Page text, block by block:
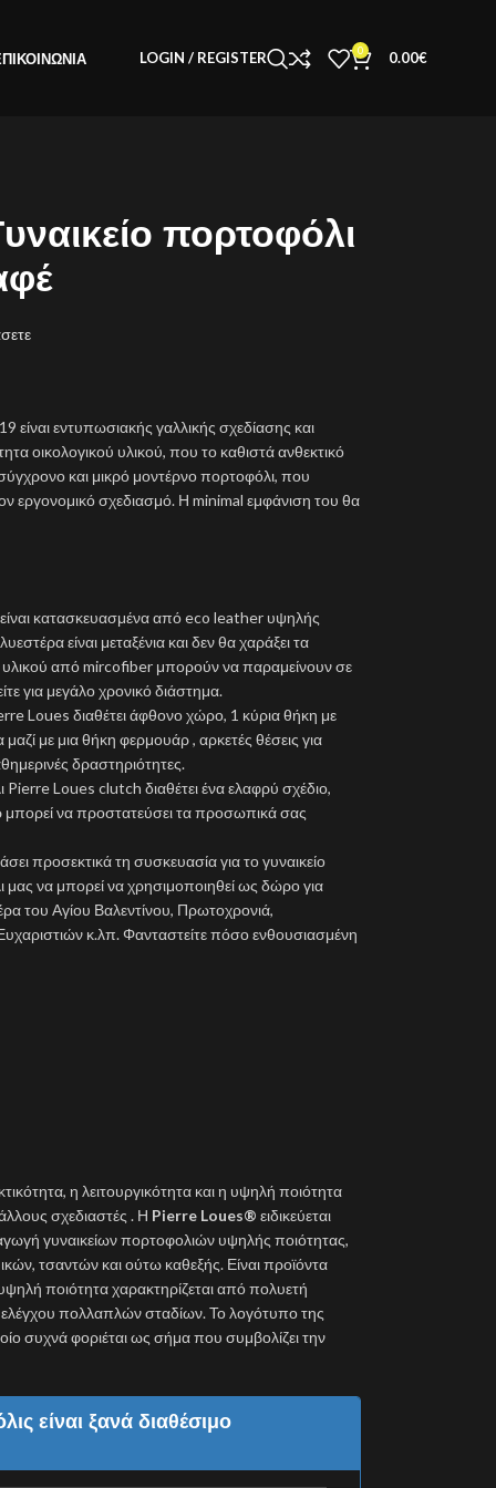
LOGIN / REGISTER 0 0.00€
πορτοφόλι
εντυπωσιακής γαλλικής σχεδίασης και
οικολογικού υλικού, που το καθιστά ανθεκτικό
και μικρό μοντέρνο πορτοφόλι, που
εργονομικό σχεδιασμό. Η minimal εμφάνιση του θα
κατασκευασμένα από eco leather υψηλής
είναι μεταξένια και δεν θα χαράξει τα
υλικού από mircofiber μπορούν να παραμείνουν σε
για μεγάλο χρονικό διάστημα.
Loues διαθέτει άφθονο χώρο, 1 κύρια θήκη με
με μια θήκη φερμουάρ , αρκετές θέσεις για
δραστηριότητες.
Pierre Loues clutch διαθέτει ένα ελαφρύ σχέδιο,
μπορεί να προστατεύσει τα προσωπικά σας
προσεκτικά τη συσκευασία για το γυναικείο
να μπορεί να χρησιμοποιηθεί ως δώρο για
του Αγίου Βαλεντίνου, Πρωτοχρονιά,
κ.λπ. Φανταστείτε πόσο ενθουσιασμένη
η λειτουργικότητα και η υψηλή ποιότητα
σχεδιαστές . Η Pierre Loues® ειδικεύεται
γυναικείων πορτοφολιών υψηλής ποιότητας,
τσαντών και ούτω καθεξής. Είναι προϊόντα
ποιότητα χαρακτηρίζεται από πολυετή
πολλαπλών σταδίων. Το λογότυπο της
συχνά φοριέται ως σήμα που συμβολίζει την
είναι ξανά διαθέσιμο